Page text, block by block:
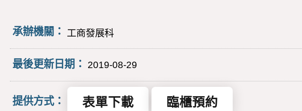
承辦機關： 工商發展科
最後更新日期： 2019-08-29
提供方式： 表單下載 臨櫃預約